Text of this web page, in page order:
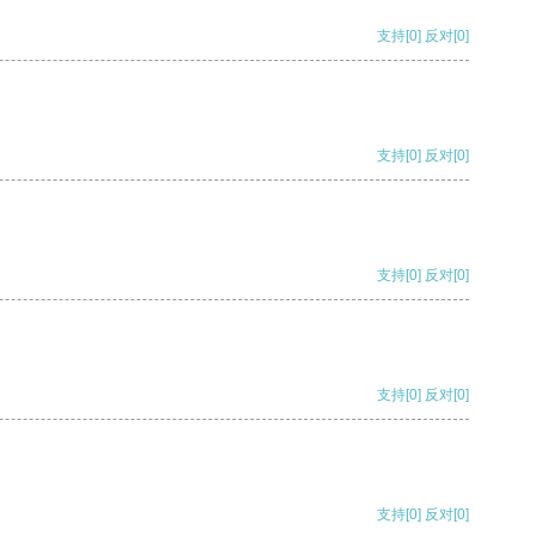
支持[0] 反对[0]
支持[0] 反对[0]
支持[0] 反对[0]
支持[0] 反对[0]
支持[0] 反对[0]